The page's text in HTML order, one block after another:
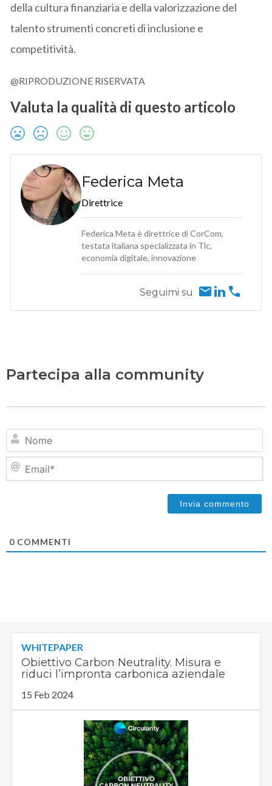
della cultura finanziaria e della valorizzazione del
talento strumenti concreti di inclusione e
competitività.
@RIPRODUZIONE RISERVATA
Valuta la qualità di questo articolo
Federica Meta
Direttrice
Federica Meta è direttrice di CorCom,
testata italiana specializzata in Tlc,
economia digitale, innovazione
Seguimi su
Partecipa alla community
0 COMMENTI
WHITEPAPER
Obiettivo Carbon Neutrality. Misura e
riduci l’impronta carbonica aziendale
15 Feb 2024